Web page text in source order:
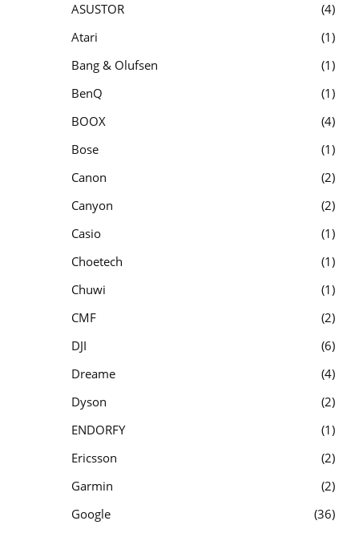
ASUSTOR
4
Atari
1
Bang & Olufsen
1
BenQ
1
BOOX
4
Bose
1
Canon
2
Canyon
2
Casio
1
Choetech
1
Chuwi
1
CMF
2
DJI
6
Dreame
4
Dyson
2
ENDORFY
1
Ericsson
2
Garmin
2
Google
36